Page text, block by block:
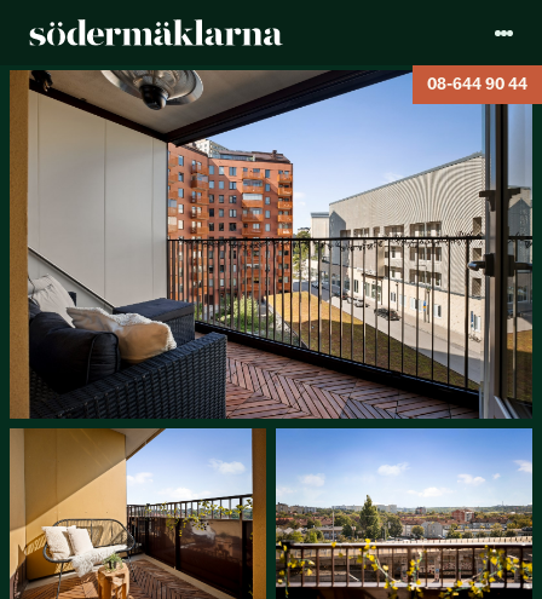
08-644 90 44